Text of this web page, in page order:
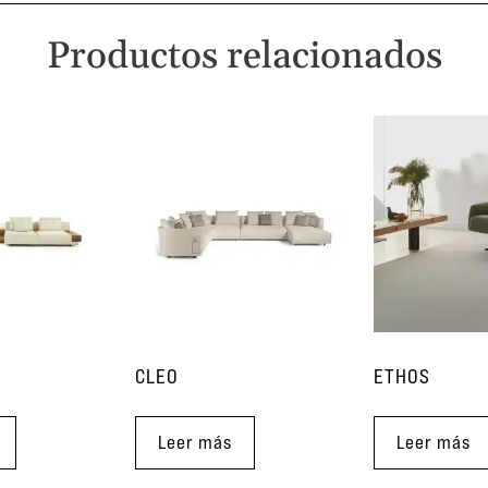
Productos relacionados
CLEO
Leer más
ETHOS
Leer más